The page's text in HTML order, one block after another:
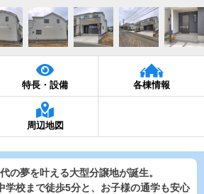
特長・設備 各棟情報
周辺地図
の夢を叶える大型分譲地が誕生。
学校まで徒歩5分と、お子様の通学も安心